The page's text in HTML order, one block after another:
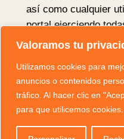
Valoramos tu
Utilizamos cookies para
anuncios o contenidos
tráfico. Al hacer clic en
para que utilicemos cookies.
así como cualquier
portal ejerciendo
penales que le
Modificación de las
Duración:
Corazón do Loto,